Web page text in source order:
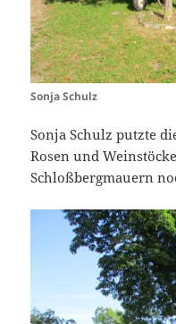
Sonja Schulz
Sonja Schulz putzte
Rosen und
Schloßbergmauern